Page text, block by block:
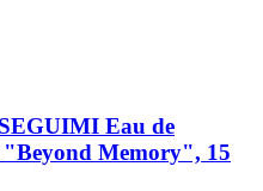
SEGUIMI Eau de
Memory", 15